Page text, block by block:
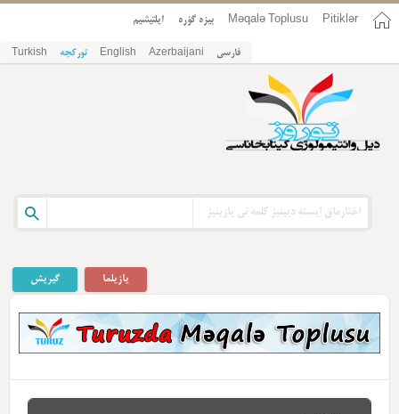
Pitiklər
Məqalə Toplusu بیزه گؤره ایلتیشیم
فارسی Azerbaijani
English تورکجه Turkish
گیریش یازیلما